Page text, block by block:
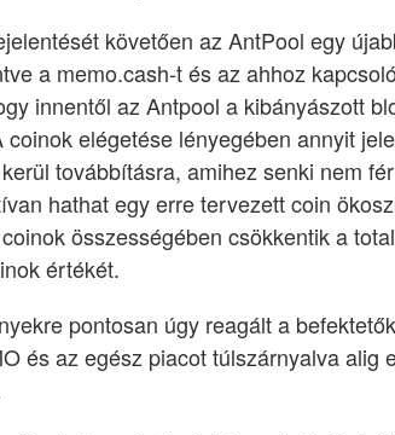
követően az AntPool egy
a memo.cash-t és az ahhoz
innentől az Antpool a kibányászott
coinok elégetése lényegében annyit
továbbításra, amihez senki nem
hathat egy erre tervezett coin
összességében csökkentik a
értékét.
pontosan úgy reagált a
és az egész piacot túlszárnyalva alig